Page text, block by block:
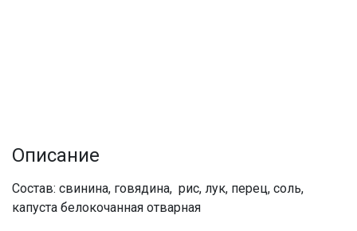
Описание
Состав: свинина, говядина, рис, лук, перец, соль,
капуста белокочанная отварная